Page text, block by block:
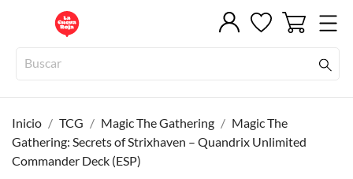
Inicio TCG Magic The Gathering
Magic The
Gathering: Secrets of Strixhaven – Quandrix Unlimited
Commander Deck (ESP)